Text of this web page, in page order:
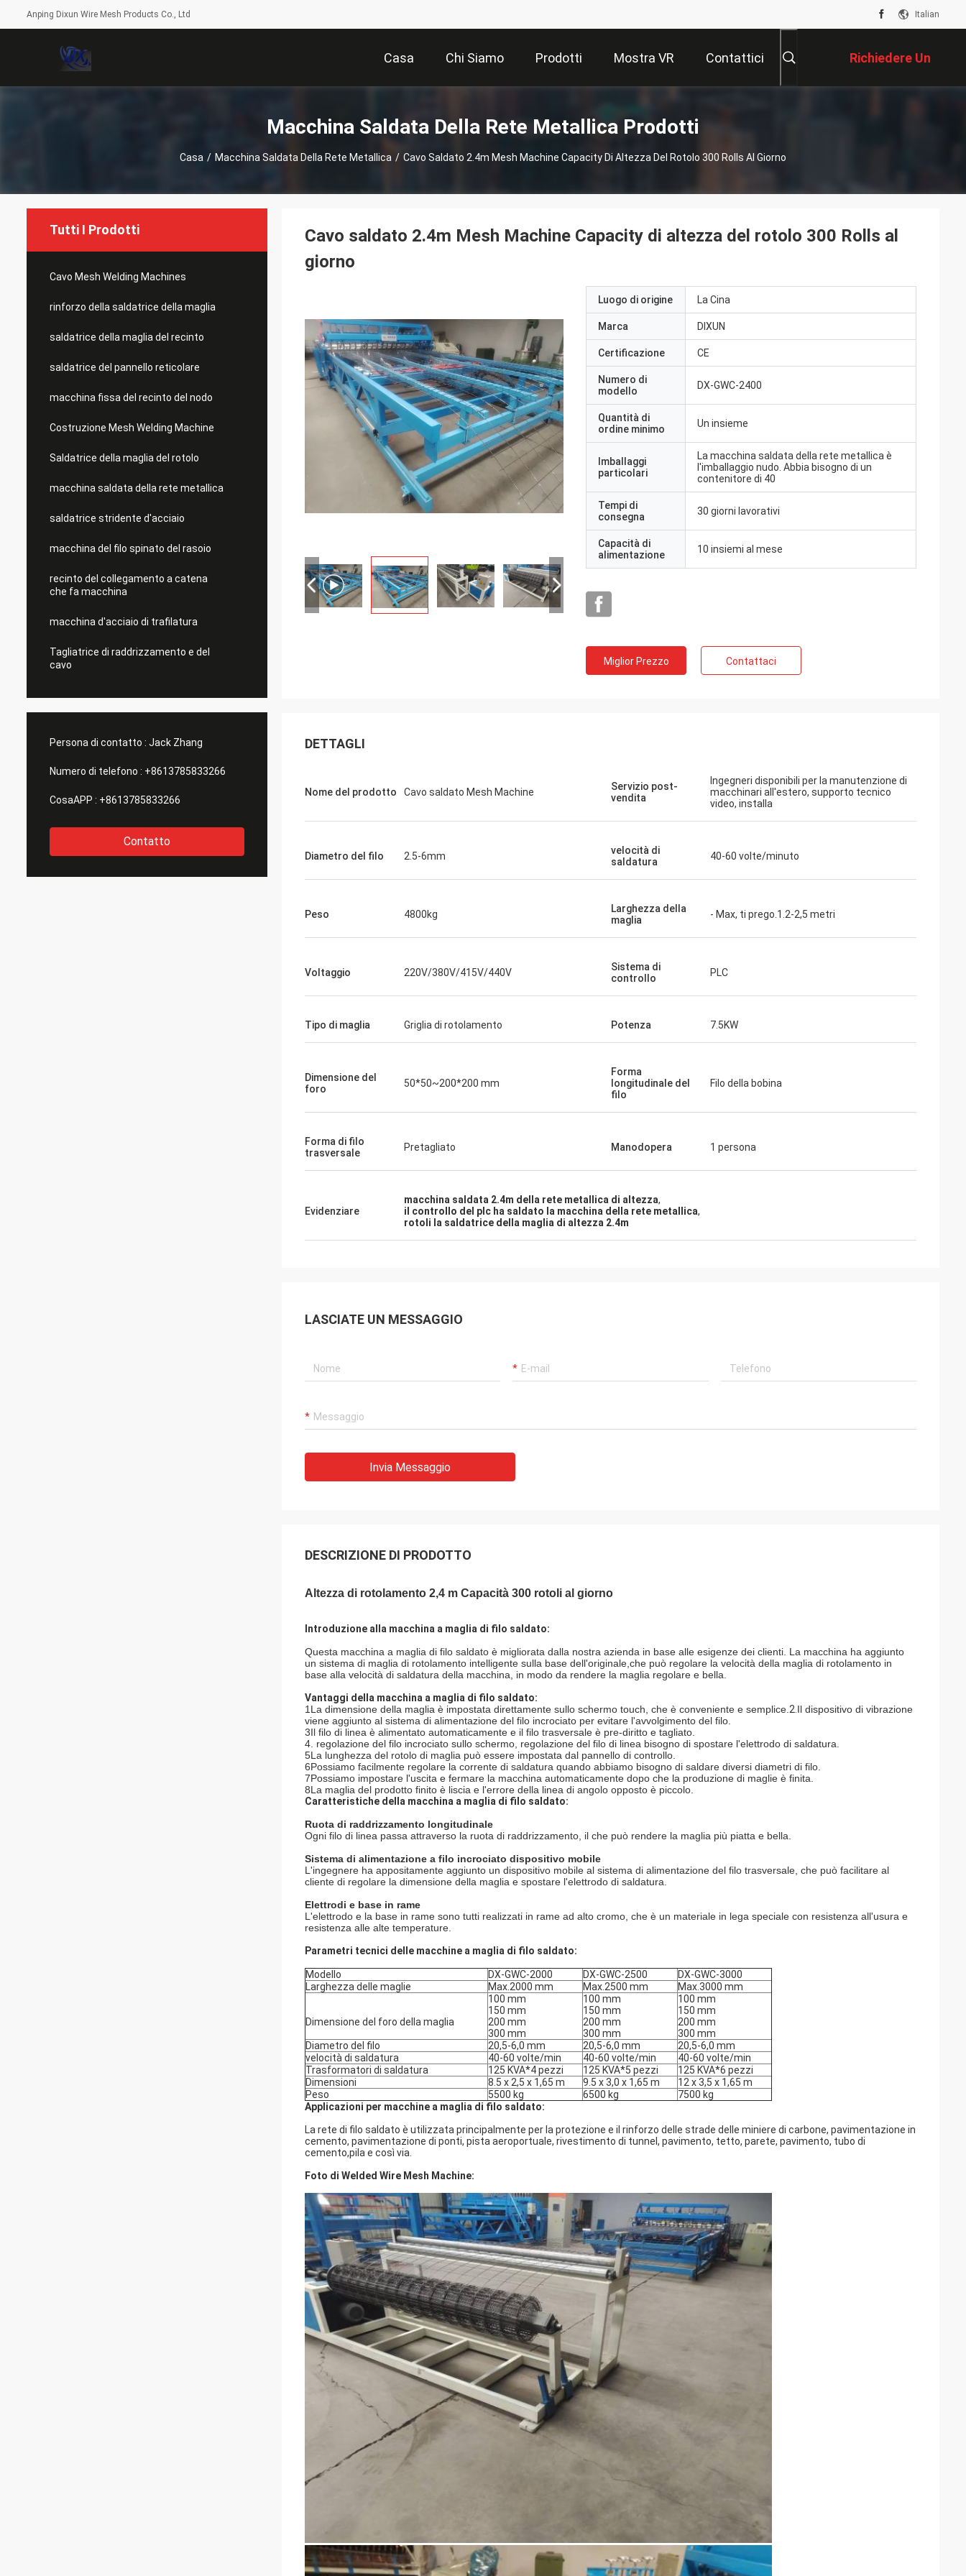
Anping Dixun Wire Mesh Products Co., Ltd Italian
Casa Chi Siamo Prodotti Mostra VR Contattici Richiedere Un
Preventivo
Macchina Saldata Della Rete Metallica Prodotti
Casa / Macchina Saldata Della Rete Metallica / Cavo Saldato 2.4m Mesh Machine Capacity Di Altezza Del Rotolo 300 Rolls Al Giorno
Tutti I Prodotti
Cavo Mesh Welding Machines
rinforzo della saldatrice della maglia
saldatrice della maglia del recinto
saldatrice del pannello reticolare
macchina fissa del recinto del nodo
Costruzione Mesh Welding Machine
Saldatrice della maglia del rotolo
macchina saldata della rete metallica
saldatrice stridente d'acciaio
macchina del filo spinato del rasoio
recinto del collegamento a catena
che fa macchina
macchina d'acciaio di trafilatura
Tagliatrice di raddrizzamento e del
cavo
Persona di contatto : Jack Zhang
Numero di telefono : +8613785833266
CosaAPP : +8613785833266
Contatto
Cavo saldato 2.4m Mesh Machine Capacity di altezza del rotolo 300 Rolls al
giorno
Luogo di origine La Cina
Marca DIXUN
Certificazione CE
Numero di
modello
DX-GWC-2400
Quantità di
ordine minimo
Un insieme
Imballaggi
particolari
La macchina saldata della rete metallica è
l'imballaggio nudo. Abbia bisogno di un
contenitore di 40
Tempi di
consegna
30 giorni lavorativi
Capacità di
alimentazione
10 insiemi al mese
Miglior Prezzo Contattaci
DETTAGLI
Nome del prodotto Cavo saldato Mesh Machine
Servizio post-
vendita
Ingegneri disponibili per la manutenzione di
macchinari all'estero, supporto tecnico
video, installa
Diametro del filo 2.5-6mm
velocità di
saldatura
40-60 volte/minuto
Peso 4800kg
Larghezza della
maglia
- Max, ti prego.1.2-2,5 metri
Voltaggio 220V/380V/415V/440V
Sistema di
controllo
PLC
Tipo di maglia Griglia di rotolamento Potenza 7.5KW
Dimensione del
foro
50*50~200*200 mm
Forma
longitudinale del
filo
Filo della bobina
Forma di filo
trasversale
Pretagliato Manodopera 1 persona
Evidenziare
macchina saldata 2.4m della rete metallica di altezza,
il controllo del plc ha saldato la macchina della rete metallica,
rotoli la saldatrice della maglia di altezza 2.4m
LASCIATE UN MESSAGGIO
Invia Messaggio
DESCRIZIONE DI PRODOTTO
Altezza di rotolamento 2,4 m Capacità 300 rotoli al giorno
Introduzione alla macchina a maglia di filo saldato:
Questa macchina a maglia di filo saldato è migliorata dalla nostra azienda in base alle esigenze dei clienti. La macchina ha aggiunto
un sistema di maglia di rotolamento intelligente sulla base dell'originale,che può regolare la velocità della maglia di rotolamento in
base alla velocità di saldatura della macchina, in modo da rendere la maglia regolare e bella.
Vantaggi della macchina a maglia di filo saldato:
1La dimensione della maglia è impostata direttamente sullo schermo touch, che è conveniente e semplice. 2. Il dispositivo di vibrazione
viene aggiunto al sistema di alimentazione del filo incrociato per evitare l'avvolgimento del filo.
3Il filo di linea è alimentato automaticamente e il filo trasversale è pre-diritto e tagliato.
4. regolazione del filo incrociato sullo schermo, regolazione del filo di linea bisogno di spostare l'elettrodo di saldatura.
5La lunghezza del rotolo di maglia può essere impostata dal pannello di controllo.
6Possiamo facilmente regolare la corrente di saldatura quando abbiamo bisogno di saldare diversi diametri di filo.
7Possiamo impostare l'uscita e fermare la macchina automaticamente dopo che la produzione di maglie è finita.
8La maglia del prodotto finito è liscia e l'errore della linea di angolo opposto è piccolo.
Caratteristiche della macchina a maglia di filo saldato:
Ruota di raddrizzamento longitudinale
Ogni filo di linea passa attraverso la ruota di raddrizzamento, il che può rendere la maglia più piatta e bella.
Sistema di alimentazione a filo incrociato dispositivo mobile
L'ingegnere ha appositamente aggiunto un dispositivo mobile al sistema di alimentazione del filo trasversale, che può facilitare al
cliente di regolare la dimensione della maglia e spostare l'elettrodo di saldatura.
Elettrodi e base in rame
L'elettrodo e la base in rame sono tutti realizzati in rame ad alto cromo, che è un materiale in lega speciale con resistenza all'usura e
resistenza alle alte temperature.
Parametri tecnici delle macchine a maglia di filo saldato:
Modello DX-GWC-2000 DX-GWC-2500
DX-GWC-3000
Larghezza delle maglie
Max.2000 mm Max.2500 mm Max.3000 mm
Dimensione del foro della maglia
100 mm
150 mm
200 mm
300 mm
100 mm
150 mm
200 mm
300 mm
100 mm
150 mm
200 mm
300 mm
Diametro del filo
20,5-6,0 mm 20,5-6,0 mm
20,5-6,0 mm
velocità di saldatura
40-60 volte/min 40-60 volte/min
40-60 volte/min
Trasformatori di saldatura
125 KVA*4 pezzi 125 KVA*5 pezzi
125 KVA*6 pezzi
Dimensioni
8.5 x 2,5 x 1,65 m 9.5 x 3,0 x 1,65 m
12 x 3,5 x 1,65 m
Peso
5500 kg 6500 kg
7500 kg
Applicazioni per macchine a maglia di filo saldato:
La rete di filo saldato è utilizzata principalmente per la protezione e il rinforzo delle strade delle miniere di carbone, pavimentazione in
cemento, pavimentazione di ponti, pista aeroportuale, rivestimento di tunnel, pavimento, tetto, parete, pavimento, tubo di
cemento,pila e così via.
Foto di Welded Wire Mesh Machine: